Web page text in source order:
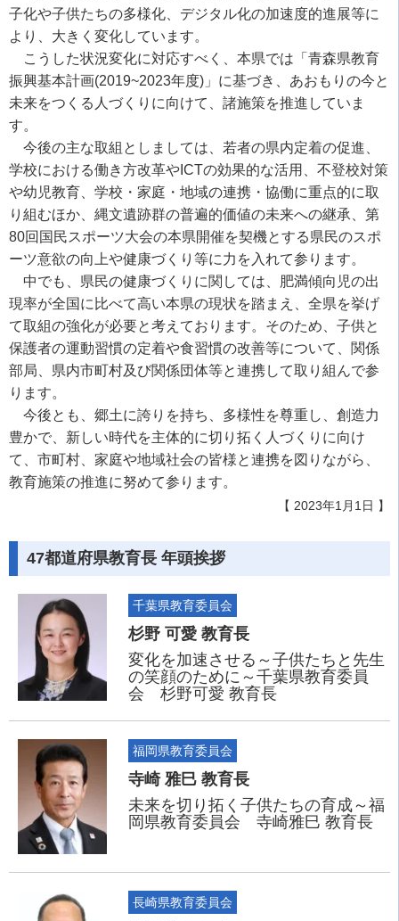
子化や子供たちの多様化、デジタル化の加速度的進展等に
より、大きく変化しています。
こうした状況変化に対応すべく、本県では「青森県教育
振興基本計画(2019~2023年度)」に基づき、あおもりの今と
未来をつくる人づくりに向けて、諸施策を推進していま
す。
今後の主な取組としましては、若者の県内定着の促進、
学校における働き方改革やICTの効果的な活用、不登校対策
や幼児教育、学校・家庭・地域の連携・協働に重点的に取
り組むほか、縄文遺跡群の普遍的価値の未来への継承、第
80回国民スポーツ大会の本県開催を契機とする県民のスポ
ーツ意欲の向上や健康づくり等に力を入れて参ります。
中でも、県民の健康づくりに関しては、肥満傾向児の出
現率が全国に比べて高い本県の現状を踏まえ、全県を挙げ
て取組の強化が必要と考えております。そのため、子供と
保護者の運動習慣の定着や食習慣の改善等について、関係
部局、県内市町村及び関係団体等と連携して取り組んで参
ります。
今後とも、郷土に誇りを持ち、多様性を尊重し、創造力
豊かで、新しい時代を主体的に切り拓く人づくりに向け
て、市町村、家庭や地域社会の皆様と連携を図りながら、
教育施策の推進に努めて参ります。
【 2023年1月1日 】
47都道府県教育長 年頭挨拶
千葉県教育委員会
杉野 可愛 教育長
変化を加速させる～子供たちと先生
の笑顔のために～千葉県教育委員
会 杉野可愛 教育長
福岡県教育委員会
寺崎 雅巳 教育長
未来を切り拓く子供たちの育成～福
岡県教育委員会 寺崎雅巳 教育長
長崎県教育委員会